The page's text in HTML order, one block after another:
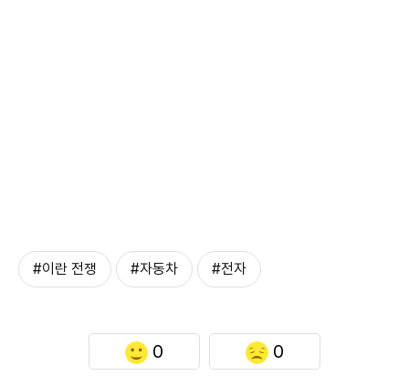
#이란 전쟁 #자동차 #전자
0 0